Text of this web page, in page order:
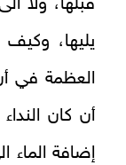
قبلها، ولا
يليها،
العظمة في
أن كان
إضافة الماء